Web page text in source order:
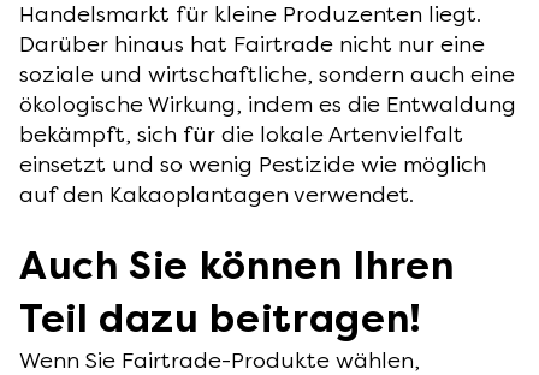
Handelsmarkt für kleine Produzenten liegt.
Darüber hinaus hat Fairtrade nicht nur eine
soziale und wirtschaftliche, sondern auch eine
ökologische Wirkung, indem es die Entwaldung
bekämpft, sich für die lokale Artenvielfalt
einsetzt und so wenig Pestizide wie möglich
auf den Kakaoplantagen verwendet.
Auch Sie können Ihren
Teil dazu beitragen!
Wenn Sie Fairtrade-Produkte wählen,